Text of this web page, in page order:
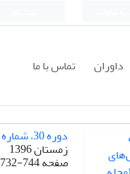
داوران تماس با ما
دوره 30، شماره 4
زمستان 1396
صفحه732-744